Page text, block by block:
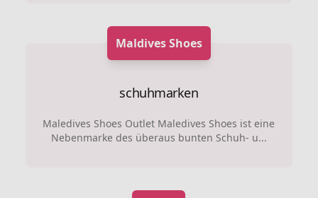
Maldives Shoes
schuhmarken
Maledives Shoes Outlet Maledives Shoes ist eine
Nebenmarke des überaus bunten Schuh- u...